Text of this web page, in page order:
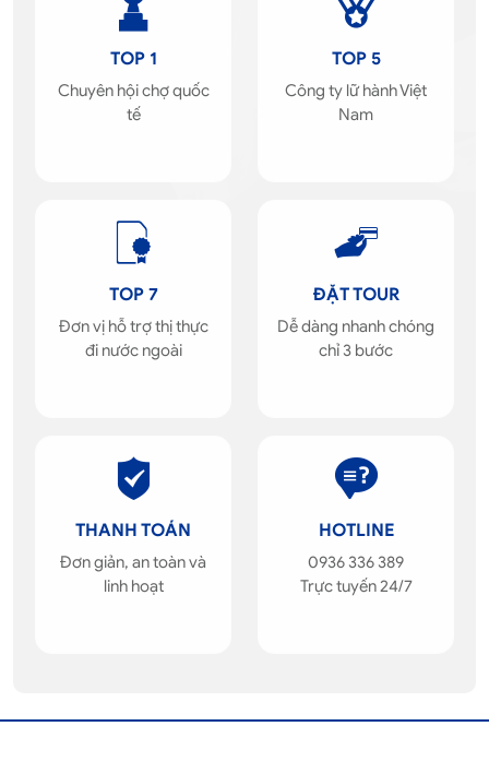
TOP 1
Chuyên hội chợ quốc
tế
TOP 5
Công ty lữ hành Việt
Nam
TOP 7
Đơn vị hỗ trợ thị thực
đi nước ngoài
ĐẶT TOUR
Dễ dàng nhanh chóng
chỉ 3 bước
THANH TOÁN
Đơn giản, an toàn và
linh hoạt
HOTLINE
0936 336 389
Trực tuyến 24/7